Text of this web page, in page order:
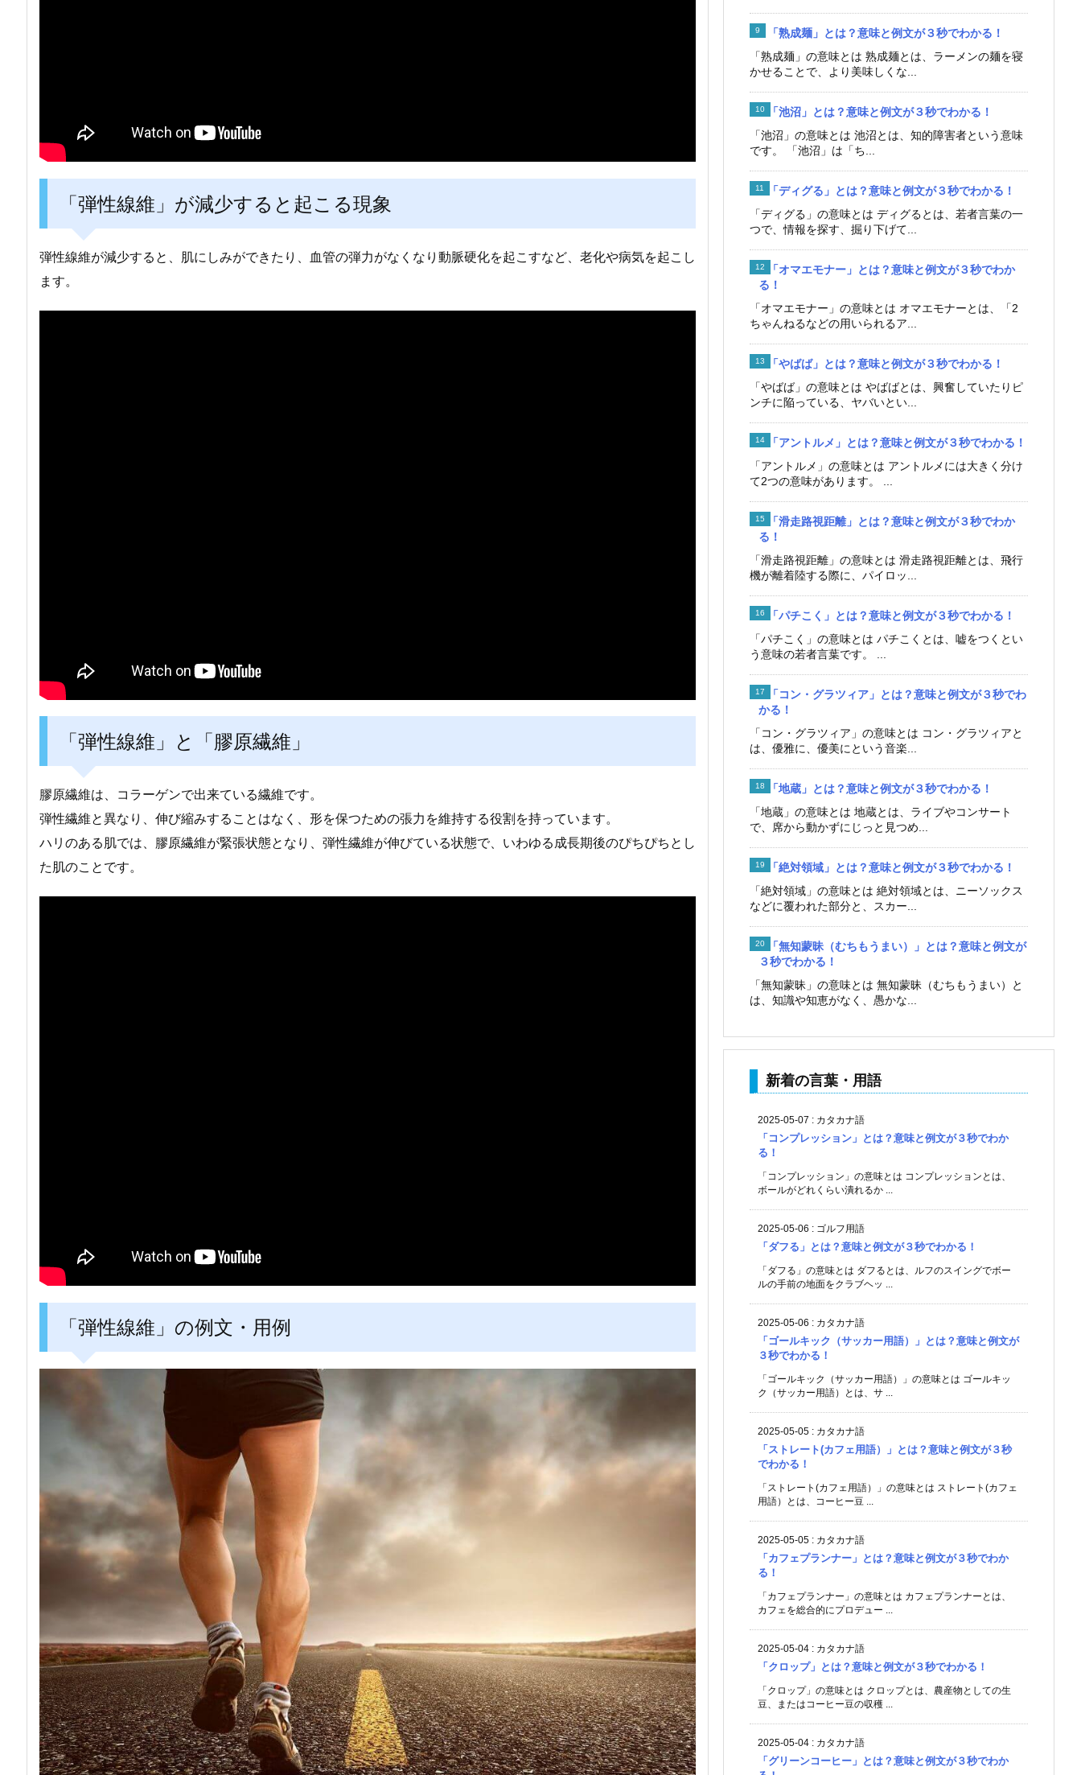
「弾性線維」が減少すると起こる現象
弾性線維が減少すると、肌にしみができたり、血管の弾力がなくなり動脈硬化を起こすなど、老化や病気を起こし
ます。
「弾性線維」と「膠原繊維」
膠原繊維は、コラーゲンで出来ている繊維です。
弾性繊維と異なり、伸び縮みすることはなく、形を保つための張力を維持する役割を持っています。
ハリのある肌では、膠原繊維が緊張状態となり、弾性繊維が伸びている状態で、いわゆる成長期後のぴちぴちとし
た肌のことです。
「弾性線維」の例文・用例
「熟成麺」とは？意味と例文が３秒でわかる！
「熟成麺」の意味とは 熟成麺とは、ラーメンの麺を寝
かせることで、より美味しくな...
「池沼」とは？意味と例文が３秒でわかる！
「池沼」の意味とは 池沼とは、知的障害者という意味
です。 「池沼」は「ち...
「ディグる」とは？意味と例文が３秒でわかる！
「ディグる」の意味とは ディグるとは、若者言葉の一
つで、情報を探す、掘り下げて...
「オマエモナー」とは？意味と例文が３秒でわか
る！
「オマエモナー」の意味とは オマエモナーとは、「2
ちゃんねるなどの用いられるア...
「やばば」とは？意味と例文が３秒でわかる！
「やばば」の意味とは やばばとは、興奮していたりピ
ンチに陥っている、ヤバいとい...
「アントルメ」とは？意味と例文が３秒でわかる！
「アントルメ」の意味とは アントルメには大きく分け
て2つの意味があります。 ...
「滑走路視距離」とは？意味と例文が３秒でわか
る！
「滑走路視距離」の意味とは 滑走路視距離とは、飛行
機が離着陸する際に、パイロッ...
「パチこく」とは？意味と例文が３秒でわかる！
「パチこく」の意味とは パチこくとは、嘘をつくとい
う意味の若者言葉です。 ...
「コン・グラツィア」とは？意味と例文が３秒でわ
かる！
「コン・グラツィア」の意味とは コン・グラツィアと
は、優雅に、優美にという音楽...
「地蔵」とは？意味と例文が３秒でわかる！
「地蔵」の意味とは 地蔵とは、ライブやコンサート
で、席から動かずにじっと見つめ...
「絶対領域」とは？意味と例文が３秒でわかる！
「絶対領域」の意味とは 絶対領域とは、ニーソックス
などに覆われた部分と、スカー...
「無知蒙昧（むちもうまい）」とは？意味と例文が
３秒でわかる！
「無知蒙昧」の意味とは 無知蒙昧（むちもうまい）と
は、知識や知恵がなく、愚かな...
新着の言葉・用語
2025-05-07 : カタカナ語
「コンプレッション」とは？意味と例文が３秒でわか
る！
「コンプレッション」の意味とは コンプレッションとは、
ボールがどれくらい潰れるか ...
2025-05-06 : ゴルフ用語
「ダフる」とは？意味と例文が３秒でわかる！
「ダフる」の意味とは ダフるとは、ルフのスイングでボー
ルの手前の地面をクラブヘッ ...
2025-05-06 : カタカナ語
「ゴールキック（サッカー用語）」とは？意味と例文が
３秒でわかる！
「ゴールキック（サッカー用語）」の意味とは ゴールキッ
ク（サッカー用語）とは、サ ...
2025-05-05 : カタカナ語
「ストレート(カフェ用語）」とは？意味と例文が３秒
でわかる！
「ストレート(カフェ用語）」の意味とは ストレート(カフェ
用語）とは、コーヒー豆 ...
2025-05-05 : カタカナ語
「カフェプランナー」とは？意味と例文が３秒でわか
る！
「カフェプランナー」の意味とは カフェプランナーとは、
カフェを総合的にプロデュー ...
2025-05-04 : カタカナ語
「クロップ」とは？意味と例文が３秒でわかる！
「クロップ」の意味とは クロップとは、農産物としての生
豆、またはコーヒー豆の収穫 ...
2025-05-04 : カタカナ語
「グリーンコーヒー」とは？意味と例文が３秒でわか